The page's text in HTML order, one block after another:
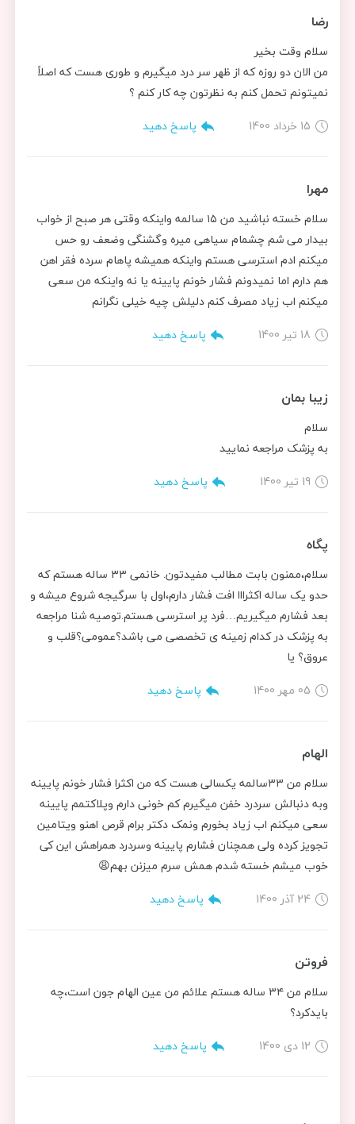
رضا
سلام وقت بخیر
من الان دو روزه که از ظهر سر درد میگیرم و طوری هست که اصلاً
نمیتونم تحمل کنم به نظرتون چه کار کنم ؟
15 خرداد 1400
پاسخ دهید
مهرا
سلام خسته نباشید من ۱۵ سالمه واینکه وقتی هر صبح از خواب
بیدار می شم چشمام سیاهی میره وگشنگی وضعف رو حس
میکنم ادم استرسی هستم واینکه همیشه پاهام سرده فقر اهن
هم دارم اما نمیدونم فشار خونم پایینه یا نه واینکه من سعی
میکنم اب زیاد مصرف کنم دلیلش چیه خیلی نگرانم
18 تیر 1400
پاسخ دهید
زیبا بمان
سلام
به پزشک مراجعه نمایید
19 تیر 1400
پاسخ دهید
پگاه
سلام،ممنون بابت مطالب مفیدتون. خانمی ۳۳ ساله هستم که
حدو یک ساله اکثرااا افت فشار دارم،اول با سرگیجه شروع میشه و
بعد فشارم میگیریم…فرد پر استرسی هستم.توصیه شنا مراجعه
به پزشک در کدام زمینه ی تخصصی می باشد؟عمومی؟قلب و
عروق؟ یا ‌‌‌‌‌
05 مهر 1400
پاسخ دهید
الهام
سلام من ۳۳سالمه یکسالی هست که من اکثرا فشار خونم پایینه
وبه دنبالش سردرد خفن میگیرم کم خونی دارم وپلاکتمم پایینه
سعی میکنم اب زیاد بخورم ونمک دکتر برام قرص اهنو ویتامین
تجویز کرده ولی همچنان فشارم پایینه وسردرد همراهش این کی
خوب میشم خسته شدم همش سرم میزنن بهم😩
24 آذر 1400
پاسخ دهید
فروتن
سلام من ۳۴ ساله هستم علائم من عین الهام جون است،چه
بایدکرد؟
12 دی 1400
پاسخ دهید